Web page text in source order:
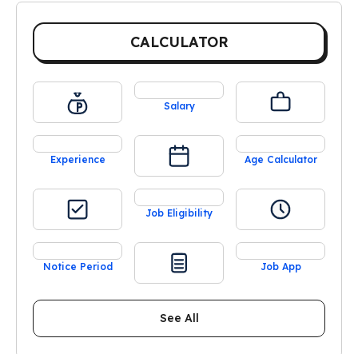
CALCULATOR
Salary
Experience Age Calculator
Job Eligibility
Notice Period Job App
See All